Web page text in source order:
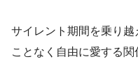
サイレント期間を乗り
ことなく自由に愛する関